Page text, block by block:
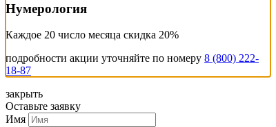
Нумерология
Каждое 20 число месяца скидка 20%
подробности акции уточняйте по номеру 8 (800) 222-
18-87
закрыть
Оставьте заявку
Имя